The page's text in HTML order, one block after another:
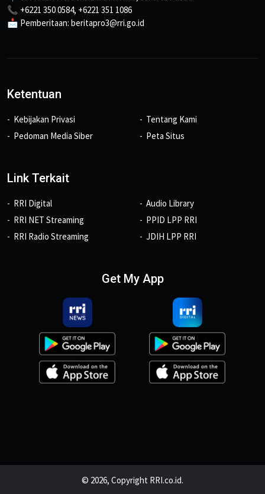
📞 +6221 350 0584, +6221 351 1086
📩 Pemberitaan: beritapro3@rri.go.id
Ketentuan
Kebijakan Privasi
Pedoman Media Siber
Tentang Kami
Peta Situs
Link Terkait
RRI Digital
RRI NET Streaming
RRI Radio Streaming
Audio Library
PPID LPP RRI
JDIH LPP RRI
Get My App
© 2026, Copyright RRI.co.id.